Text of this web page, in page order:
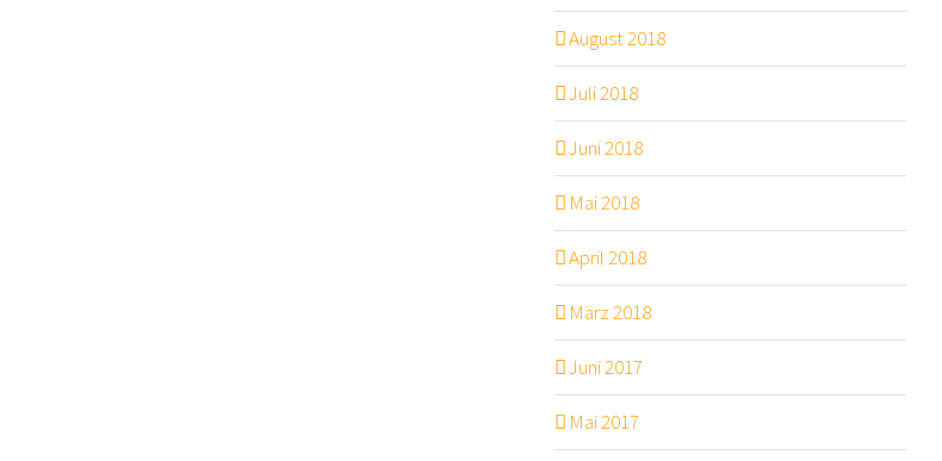
August 2018
Juli 2018
Juni 2018
Mai 2018
April 2018
März 2018
Juni 2017
Mai 2017